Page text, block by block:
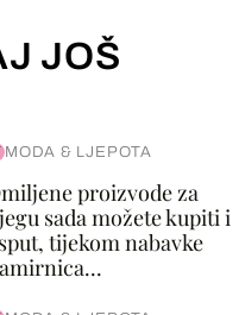
JOŠ
MODA & LJEPOTA
proizvode za
sada možete kupiti i
tijekom nabavke